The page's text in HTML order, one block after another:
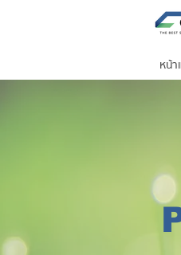
หน้า